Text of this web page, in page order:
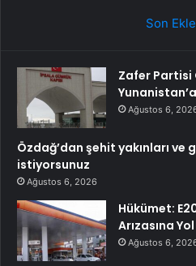
Son
Zafer Partisi
Ağustos 6,
Özdağ’dan şehit yakınları ve
istiyorsunuz
Ağustos 6, 2026
Hükümet:
Arızasına
Ağustos 6,